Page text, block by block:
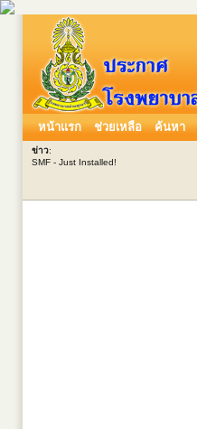
หน้าแรก ช่วยเหลือ ค้นหา
ข่าว:
SMF - Just Installed!